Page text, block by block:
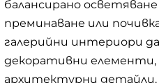
балансирано осветяване
преминаване или
галерийни интериори
декоративни елементи,
архитектурни детайли.